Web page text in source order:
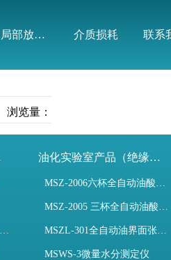
局部放电模拟装置 介质损耗 联系
浏览量：
油化实验室产品（绝缘油）
MSZ-2006六杯全自动油酸值测定仪
MSZ-2005 三杯全自动油酸值测定仪
MSZL-301全自动油界面张力仪
MSWS-3微量水分测定仪